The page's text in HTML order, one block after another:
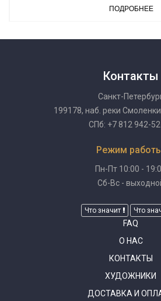
ПОДРОБНЕЕ
Контакты
Санкт-
199178, наб. реки
СПб: +7 812 942-
Режим
Пн-Пт 10:00 -
Сб-Вс -
Что значит Что
FAQ
О НАС
КОНТАКТЫ
ХУДОЖНИКИ
ДОСТАВКА И